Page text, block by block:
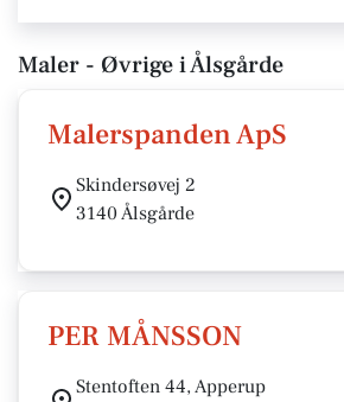
Maler - Øvrige i Ålsgårde
Malerspanden ApS
Skindersøvej 2
3140 Ålsgårde
PER MÅNSSON
Stentoften 44, Apperup